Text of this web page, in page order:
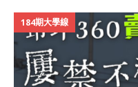
184期大學線